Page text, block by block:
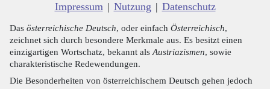
Impressum | Nutzung | Datenschutz
Das österreichische Deutsch, oder einfach Österreichisch,
zeichnet sich durch besondere Merkmale aus. Es besitzt einen
einzigartigen Wortschatz, bekannt alsAustriazismen, sowie
charakteristische Redewendungen.
Die Besonderheiten von österreichischem Deutsch gehen jedoch